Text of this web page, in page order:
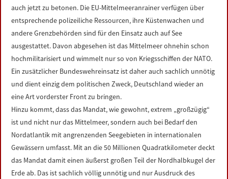
auch jetzt zu betonen. Die EU-Mittelmeeranrainer verfügen über
entsprechende polizeiliche Ressourcen, ihre Küstenwachen und
andere Grenzbehörden sind für den Einsatz auch auf See
ausgestattet. Davon abgesehen ist das Mittelmeer ohnehin schon
hochmilitarisiert und wimmelt nur so von Kriegsschiffen der NATO.
Ein zusätzlicher Bundeswehreinsatz ist daher auch sachlich unnötig
und dient einzig dem politischen Zweck, Deutschland wieder an
eine Art vorderster Front zu bringen.
Hinzu kommt, dass das Mandat, wie gewohnt, extrem „großzügig“
ist und nicht nur das Mittelmeer, sondern auch bei Bedarf den
Nordatlantik mit angrenzenden Seegebieten in internationalen
Gewässern umfasst. Mit an die 50 Millionen Quadratkilometer deckt
das Mandat damit einen äußerst großen Teil der Nordhalbkugel der
Erde ab. Das ist sachlich völlig unnötig und nur Ausdruck des